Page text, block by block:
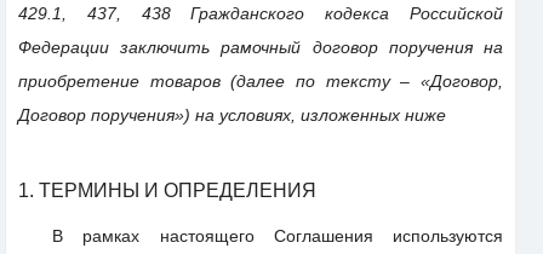
429.1, 437, 438 Гражданского кодекса Российской
Федерации заключить рамочный договор поручения на
приобретение товаров (далее по тексту – «Договор,
Договор поручения») на условиях, изложенных ниже
1. ТЕРМИНЫ И ОПРЕДЕЛЕНИЯ
В рамках настоящего Соглашения используются